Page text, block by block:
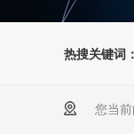
热搜关键词：
您当前